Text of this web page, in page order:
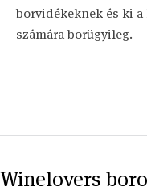
borvidékeknek és ki
számára borügyileg.
Winelovers